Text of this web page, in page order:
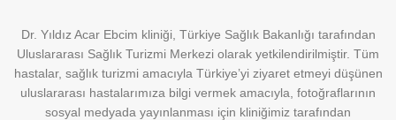
Dr. Yıldız Acar Ebcim kliniği, Türkiye Sağlık Bakanlığı tarafından
Uluslararası Sağlık Turizmi Merkezi olarak yetkilendirilmiştir. Tüm
hastalar, sağlık turizmi amacıyla Türkiye’yi ziyaret etmeyi düşünen
uluslararası hastalarımıza bilgi vermek amacıyla, fotoğraflarının
sosyal medyada yayınlanması için kliniğimiz tarafından